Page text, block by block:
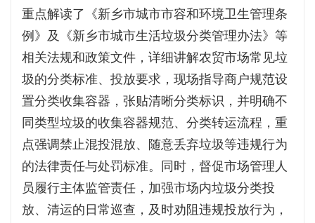
重点解读了《新乡市城市市容和环境卫生管理条
例》及《新乡市城市生活垃圾分类管理办法》等
相关法规和政策文件，详细讲解农贸市场常见垃
圾的分类标准、投放要求，现场指导商户规范设
置分类收集容器，张贴清晰分类标识，并明确不
同类型垃圾的收集容器规范、分类转运流程，重
点强调禁止混投混放、随意丢弃垃圾等违规行为
的法律责任与处罚标准。同时，督促市场管理人
员履行主体监管责任，加强市场内垃圾分类投
放、清运的日常巡查，及时劝阻违规投放行为，